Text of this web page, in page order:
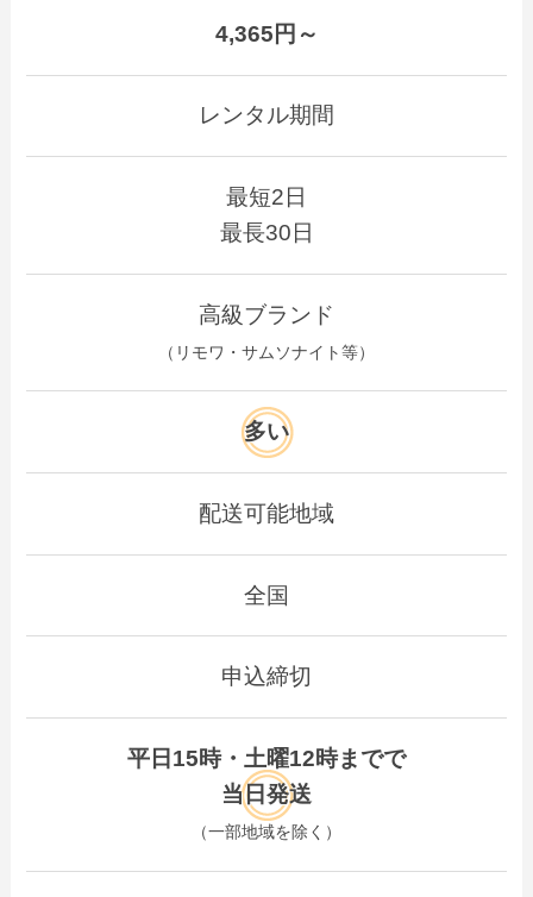
4,365円～
レンタル期間
最短2日
最長30日
高級ブランド
（リモワ・サムソナイト等）
多い
配送可能地域
全国
申込締切
平日15時・土曜12時までで
当日発送
（一部地域を除く）